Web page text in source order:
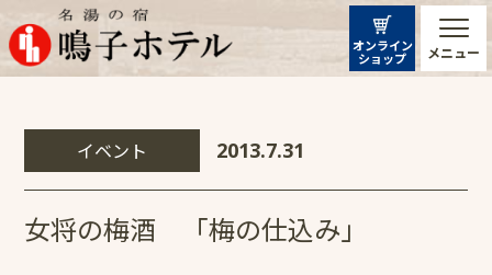
メニュー
オンライン
ショップ
イベント 2013.7.31
女将の梅酒 「梅の仕込み」